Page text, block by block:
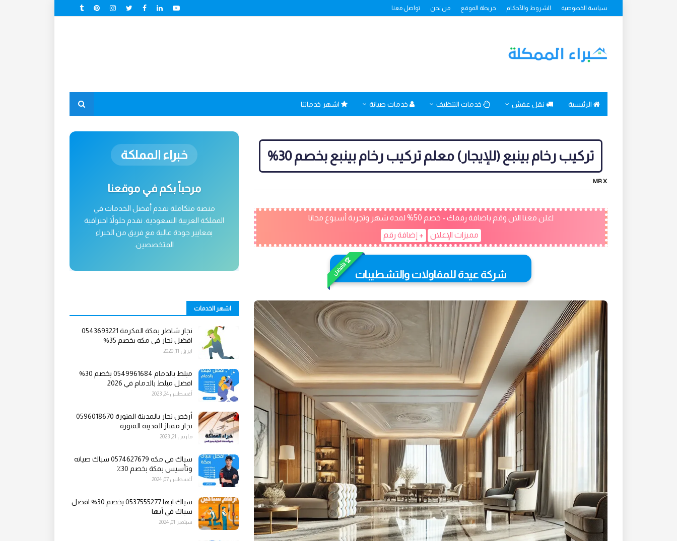
سياسة الخصوصية الشروط والأحكام خريطة الموقع من نحن تواصل معنا
الرئيسية نقل عفش خدمات التنظيف خدمات صيانة اشهر خدماتنا
تركيب رخام بينبع (للإيجار) معلم تركيب رخام بينبع بخصم 30%
MR X
اعلن معنا الان وقم باضافة رقمك - خصم 50% لمدة شهر وتجربة أسبوع مجانا
مميزات الإعلان
+ إضافة رقم
🏆 الأفضل شركة عيدة للمقاولات والتشطيبات
خبراء المملكة
مرحباً بكم في موقعنا
منصة متكاملة تقدم أفضل الخدمات في
المملكة العربية السعودية. نقدم حلولاً احترافية
بمعايير جودة عالية مع فريق من الخبراء
المتخصصين.
اشهر الخدمات
نجار شاطر بمكة المكرمة 0543693221
افضل نجار في مكه بخصم 35%
أبريل 11, 2020
مبلط بالدمام 0549961684 بخصم 30%
افضل مبلط بالدمام في 2026
أغسطس 24, 2023
أرخص نجار بالمدينة المنورة 0596018670
نجار ممتاز المدينة المنورة
مارس 21, 2023
سباك في مكه 0574627679 سباك صيانه
وتأسيس بمكة بخصم 30٪
أغسطس 07, 2024
سباك ابها 0537555277 بخصم 30% افضل
سباك في أبها
سبتمبر 01, 2024